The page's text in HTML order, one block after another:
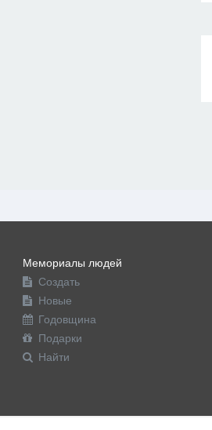
Мемориалы людей
Создать
Новые
Годовщина
Подарки
Найти